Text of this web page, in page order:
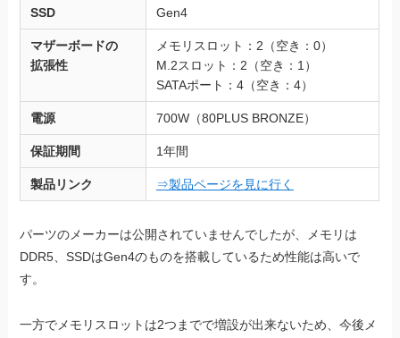
SSD Gen4
マザーボードの
拡張性
メモリスロット：2（空き：0）
M.2スロット：2（空き：1）
SATAポート：4（空き：4）
電源 700W（80PLUS BRONZE）
保証期間 1年間
製品リンク ⇒製品ページを見に行く
パーツのメーカーは公開されていませんでしたが、メモリは
DDR5、SSDはGen4のものを搭載しているため性能は高いで
す。
一方でメモリスロットは2つまでで増設が出来ないため、今後メ